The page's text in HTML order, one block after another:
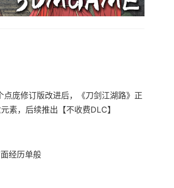
庞修订版改进后，《刀剑江湖路》正
素，后续推出【不收费DLC】
经历单般